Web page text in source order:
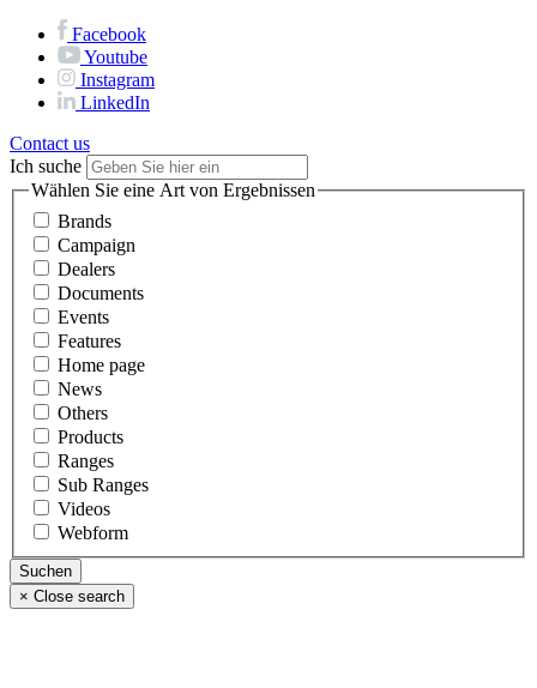
Facebook
Youtube
Instagram
LinkedIn
Contact us
Ich suche
Wählen Sie eine Art von Ergebnissen
Brands
Campaign
Dealers
Documents
Events
Features
Home page
News
Others
Products
Ranges
Sub Ranges
Videos
Webform
× Close search